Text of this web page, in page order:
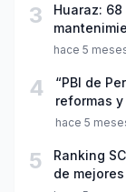
3
Huaraz:
año
hace 5
4
“PBI de
reformas
hace 5
5
Ranking
de